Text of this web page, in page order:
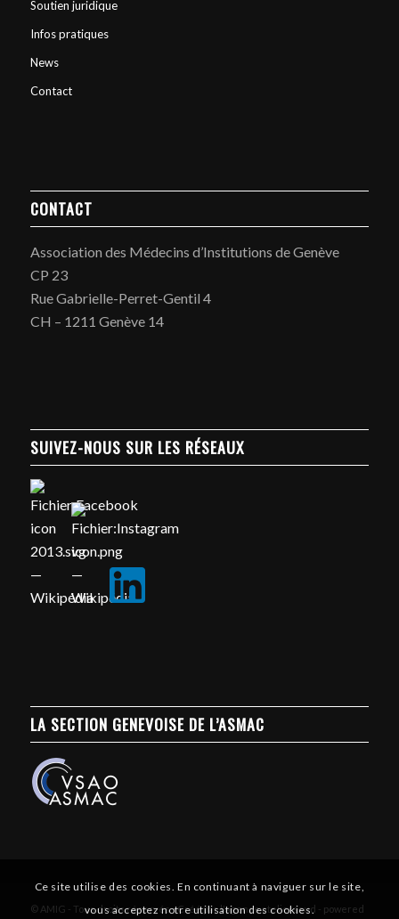
Soutien juridique
Infos pratiques
News
Contact
CONTACT
Association des Médecins d’Institutions de Genève
CP 23
Rue Gabrielle-Perret-Gentil 4
CH – 1211 Genève 14
SUIVEZ-NOUS SUR LES RÉSEAUX
LA SECTION GENEVOISE DE L’ASMAC
© AMIG - Tous droits réservés - Créé par l'agence atelierssud - powered
Ce site utilise des cookies. En continuant à naviguer sur le site,
vous acceptez notre utilisation des cookies.